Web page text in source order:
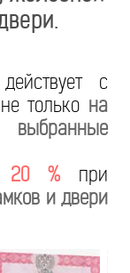
действует с
только на
выбранные
20 % при
и двери